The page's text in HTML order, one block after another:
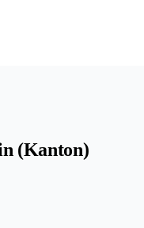
(Kanton)